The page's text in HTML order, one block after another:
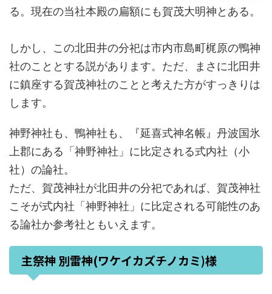
る。現在の当社本殿の扁額にも賀茂大明神とある。
しかし、この北田井の分祀は市内市島町梶原の鴨神
社のこととする説があります。ただ、まさに北田井
に鎮座する賀茂神社のことと考えた方がすっきりは
します。
神野神社も、鴨神社も、『延喜式神名帳』丹波国氷
上郡にある「神野神社」に比定される式内社（小
社）の論社。
ただ、賀茂神社が北田井の分祀であれば、賀茂神社
こそが式内社「神野神社」に比定される可能性のあ
る論社か参考社ともいえます。
主祭神 別雷神(ワケイカズチノカミ)様